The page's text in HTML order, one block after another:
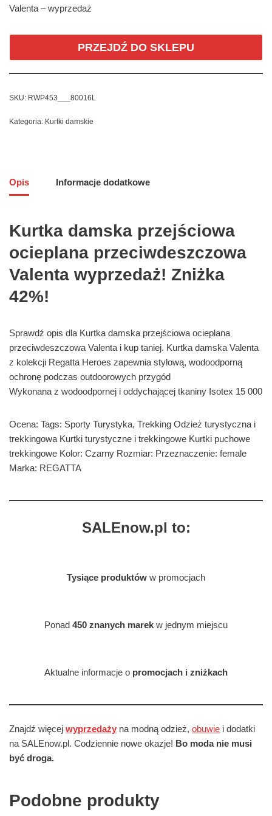
Valenta – wyprzedaż
PRZEJDŹ DO SKLEPU
SKU: RWP453___80016L
Kategoria: Kurtki damskie
Opis Informacje dodatkowe
Kurtka damska przejściowa
ocieplana przeciwdeszczowa
Valenta wyprzedaż! Zniżka
42%!
Sprawdź opis dla Kurtka damska przejściowa ocieplana
przeciwdeszczowa Valenta i kup taniej. Kurtka damska Valenta
z kolekcji Regatta Heroes zapewnia stylową, wodoodporną
ochronę podczas outdoorowych przygód
Wykonana z wodoodpornej i oddychającej tkaniny Isotex 15 000
Ocena: Tags: Sporty Turystyka, Trekking Odzież turystyczna i
trekkingowa Kurtki turystyczne i trekkingowe Kurtki puchowe
trekkingowe Kolor: Czarny Rozmiar: Przeznaczenie: female
Marka: REGATTA
SALEnow.pl to:
Tysiące produktów w promocjach
Ponad 450 znanych marek w jednym miejscu
Aktualne informacje o promocjach i zniżkach
Znajdź więcej wyprzedaży na modną odzież, obuwie i dodatki
na SALEnow.pl. Codziennie nowe okazje! Bo moda nie musi
być droga.
Podobne produkty